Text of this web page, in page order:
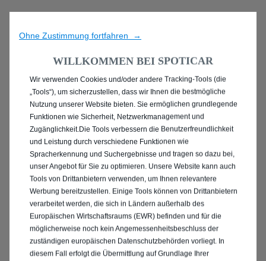
ENTDECKEN SIE ALLE
PEUGEOT 2008
GEBRAUCHTWAGEN IN
AHLEN
Ohne Zustimmung fortfahren →
WILLKOMMEN BEI SPOTICAR
Wir verwenden Cookies und/oder andere Tracking-Tools (die
„Tools“), um sicherzustellen, dass wir Ihnen die bestmögliche
Nutzung unserer Website bieten. Sie ermöglichen grundlegende
Funktionen wie Sicherheit, Netzwerkmanagement und
Zugänglichkeit.Die Tools verbessern die Benutzerfreundlichkeit
und Leistung durch verschiedene Funktionen wie
Spracherkennung und Suchergebnisse und tragen so dazu bei,
unser Angebot für Sie zu optimieren. Unsere Website kann auch
Tools von Drittanbietern verwenden, um Ihnen relevantere
Werbung bereitzustellen. Einige Tools können von Drittanbietern
verarbeitet werden, die sich in Ländern außerhalb des
Europäischen Wirtschaftsraums (EWR) befinden und für die
möglicherweise noch kein Angemessenheitsbeschluss der
zuständigen europäischen Datenschutzbehörden vorliegt. In
diesem Fall erfolgt die Übermittlung auf Grundlage Ihrer